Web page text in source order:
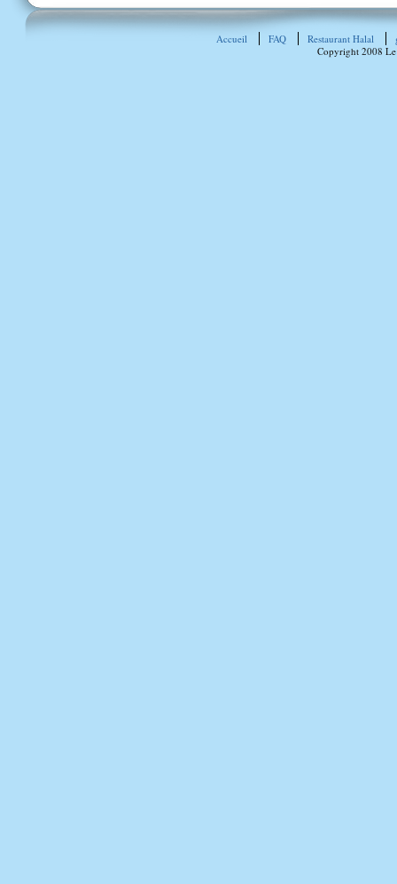
Accueil FAQ Restaurant Halal
Copyright 2008